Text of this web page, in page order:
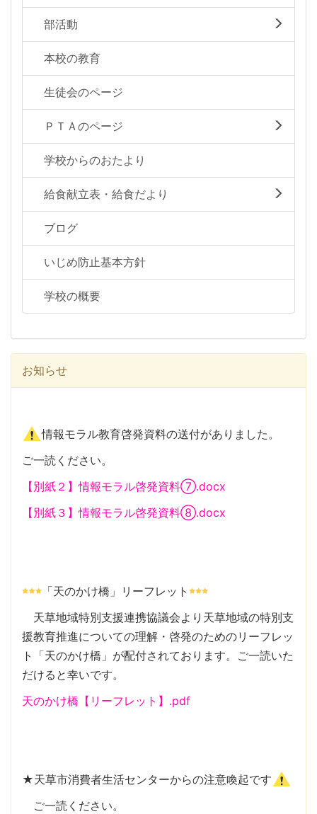
部活動
本校の教育
生徒会のページ
ＰＴＡのページ
学校からのおたより
給食献立表・給食だより
ブログ
いじめ防止基本方針
学校の概要
お知らせ
情報モラル教育啓発資料の送付がありました。
ご一読ください。
【別紙２】情報モラル啓発資料⑦.docx
【別紙３】情報モラル啓発資料⑧.docx
「天のかけ橋」リーフレット
天草地域特別支援連携協議会より天草地域の特別支
援教育推進についての理解・啓発のためのリーフレッ
ト「天のかけ橋」が配付されております。ご一読いた
だけると幸いです。
天のかけ橋【リーフレット】.pdf
★天草市消費者生活センターからの注意喚起です
ご一読ください。